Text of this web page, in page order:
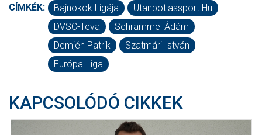
CÍMKÉK: Bajnokok Ligája
Utanpotlassport.hu
DVSC-Teva
Schrammel Ádám
Demjén Patrik
Szatmári István
Európa-Liga
KAPCSOLÓDÓ CIKKEK